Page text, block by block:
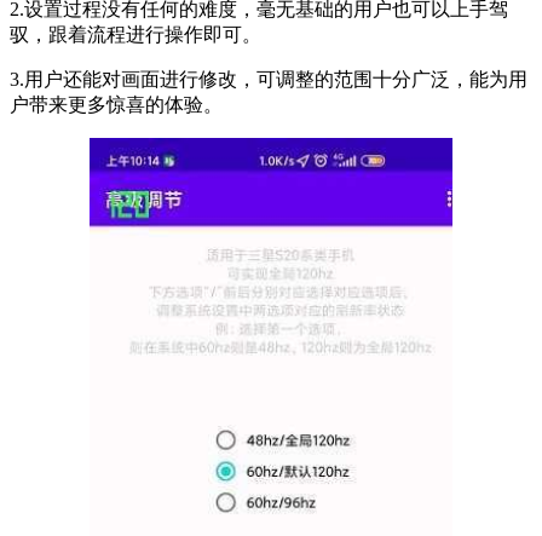
2.设置过程没有任何的难度，毫无基础的用户也可以上手驾
驭，跟着流程进行操作即可。
3.用户还能对画面进行修改，可调整的范围十分广泛，能为用
户带来更多惊喜的体验。